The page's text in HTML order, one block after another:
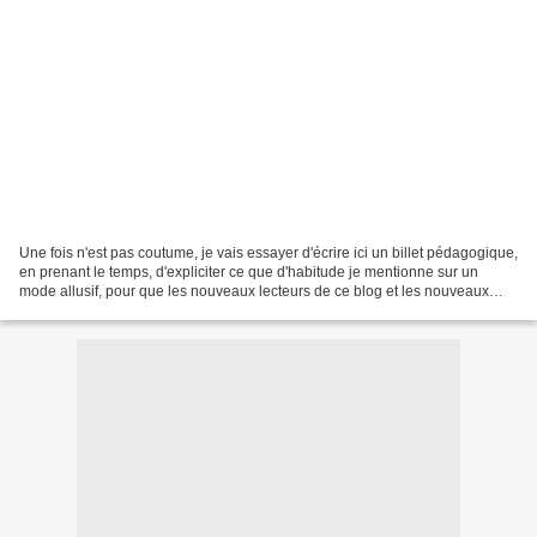
Une fois n'est pas coutume, je vais essayer d'écrire ici un billet pédagogique,
en prenant le temps, d'expliciter ce que d'habitude je mentionne sur un
mode allusif, pour que les nouveaux lecteurs de ce blog et les nouveaux